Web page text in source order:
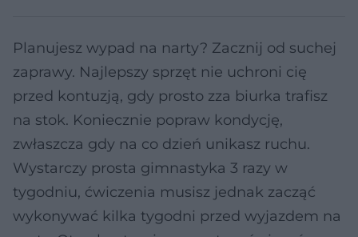
Planujesz wypad na narty? Zacznij od suchej
zaprawy. Najlepszy sprzęt nie uchroni cię
przed kontuzją, gdy prosto zza biurka trafisz
na stok. Koniecznie popraw kondycję,
zwłaszcza gdy na co dzień unikasz ruchu.
Wystarczy prosta gimnastyka 3 razy w
tygodniu, ćwiczenia musisz jednak zacząć
wykonywać kilka tygodni przed wyjazdem na